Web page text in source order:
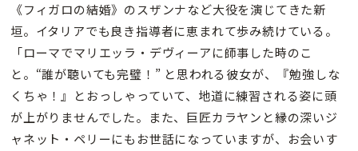
《フィガロの結婚》のスザンナなど大役を演じてきた新
垣。イタリアでも良き指導者に恵まれて歩み続けている。
「ローマでマリエッラ・デヴィーアに師事した時のこ
と。“誰が聴いても完璧！” と思われる彼女が、『勉強しな
くちゃ！』とおっしゃっていて、地道に練習される姿に頭
が上がりませんでした。また、巨匠カラヤンと縁の深いジ
ャネット・ペリーにもお世話になっていますが、お会いす